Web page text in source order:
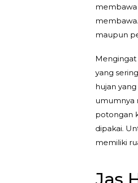
membawa
maupun
Mengingat
yang
hujan
umumnya
potongan
dipakai.
memiliki